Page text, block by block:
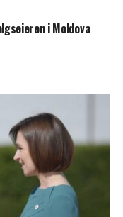
i Moldova